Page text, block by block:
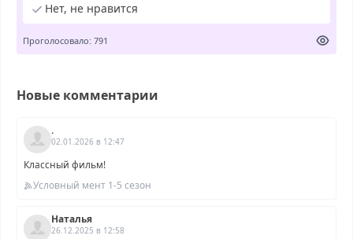
Нет, не нравится
Проголосовало: 791
Новые комментарии
.
02.01.2026 в 12:47
Классный фильм!
Условный мент 1-5 сезон
Наталья
26.12.2025 в 12:58